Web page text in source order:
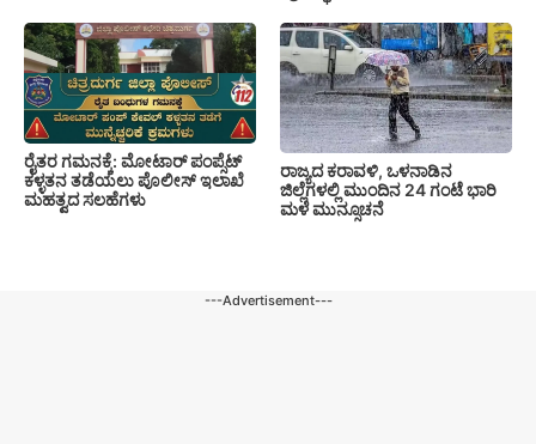
ರೈತರ ಗಮನಕ್ಕೆ: ಮೋಟಾರ್ ಪಂಪ್ಸೆಟ್
ಕಳ್ಳತನ ತಡೆಯಲು ಪೊಲೀಸ್ ಇಲಾಖೆ
ಮಹತ್ವದ ಸಲಹೆಗಳು
ರಾಜ್ಯದ ಕರಾವಳಿ, ಒಳನಾಡಿನ
ಜಿಲ್ಲೆಗಳಲ್ಲಿ ಮುಂದಿನ 24 ಗಂಟೆ ಭಾರಿ
ಮಳೆ ಮುನ್ಸೂಚನೆ
---Advertisement---